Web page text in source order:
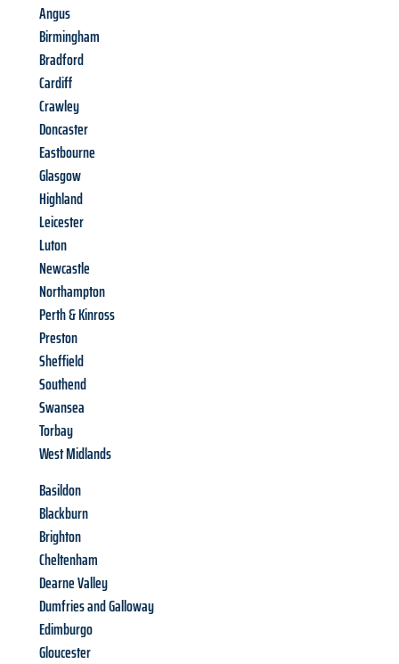
Angus
Birmingham
Bradford
Cardiff
Crawley
Doncaster
Eastbourne
Glasgow
Highland
Leicester
Luton
Newcastle
Northampton
Perth & Kinross
Preston
Sheffield
Southend
Swansea
Torbay
West Midlands
Basildon
Blackburn
Brighton
Cheltenham
Dearne Valley
Dumfries and Galloway
Edimburgo
Gloucester